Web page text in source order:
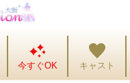
今すぐOK キャスト